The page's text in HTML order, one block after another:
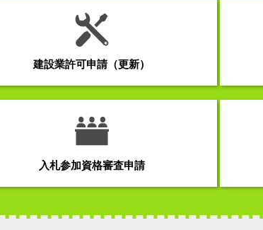
建設業許可申請（更新）
入札参加資格審査申請